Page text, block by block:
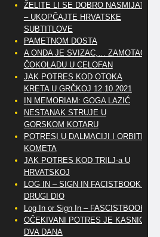
ŽELITE LI SE DOBRO NASMIJATI
– UKOPČAJTE HRVATSKE
SUBTITLOVE
PAMETNOM DOSTA
A ONDA JE SVIZAC,… ZAMOTAO
ČOKOLADU U CELOFAN
JAK POTRES KOD OTOKA
KRETA U GRČKOJ 12.10.2021
IN MEMORIAM: GOGA LAZIĆ
NESTANAK STRUJE U
GORSKOM KOTARU
POTRESI U DALMACIJI I ORBITE
KOMETA
JAK POTRES KOD TRILJ-a U
HRVATSKOJ
LOG IN – SIGN IN FACISTBOOK –
DRUGI DIO
Log In or Sign In – FASCISTBOOK
OČEKIVANI POTRES JE KASNIO
DVA DANA